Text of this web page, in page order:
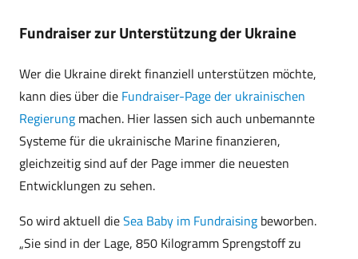
Fundraiser zur Unterstützung der Ukraine
Wer die Ukraine direkt finanziell unterstützen möchte,
kann dies über die Fundraiser-Page der ukrainischen
Regierung machen. Hier lassen sich auch unbemannte
Systeme für die ukrainische Marine finanzieren,
gleichzeitig sind auf der Page immer die neuesten
Entwicklungen zu sehen.
So wird aktuell dieSea Baby im Fundraising beworben.
„Sie sind in der Lage, 850 Kilogramm Sprengstoff zu